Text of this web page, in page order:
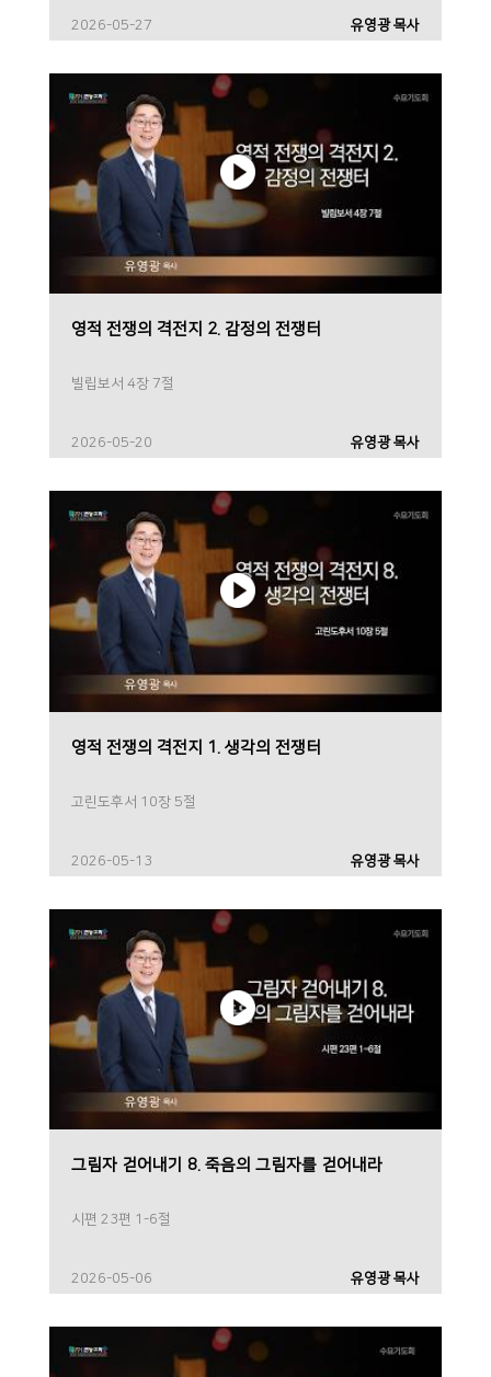
2026-05-27 유영광 목사
영적 전쟁의 격전지 2. 감정의 전쟁터
빌립보서 4장 7절
2026-05-20 유영광 목사
영적 전쟁의 격전지 1. 생각의 전쟁터
고린도후서 10장 5절
2026-05-13 유영광 목사
그림자 걷어내기 8. 죽음의 그림자를 걷어내라
시편 23편 1-6절
2026-05-06 유영광 목사